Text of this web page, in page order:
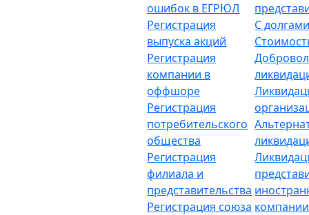
ошибок в ЕГРЮЛ
Регистрация
выпуска акций
Регистрация
компании в
оффшоре
Регистрация
потребительского
общества
Регистрация
филиала и
представительства
Регистрация союза
С
компании